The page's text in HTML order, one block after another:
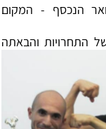
הנכסף - המקום
התחרויות והבאתה